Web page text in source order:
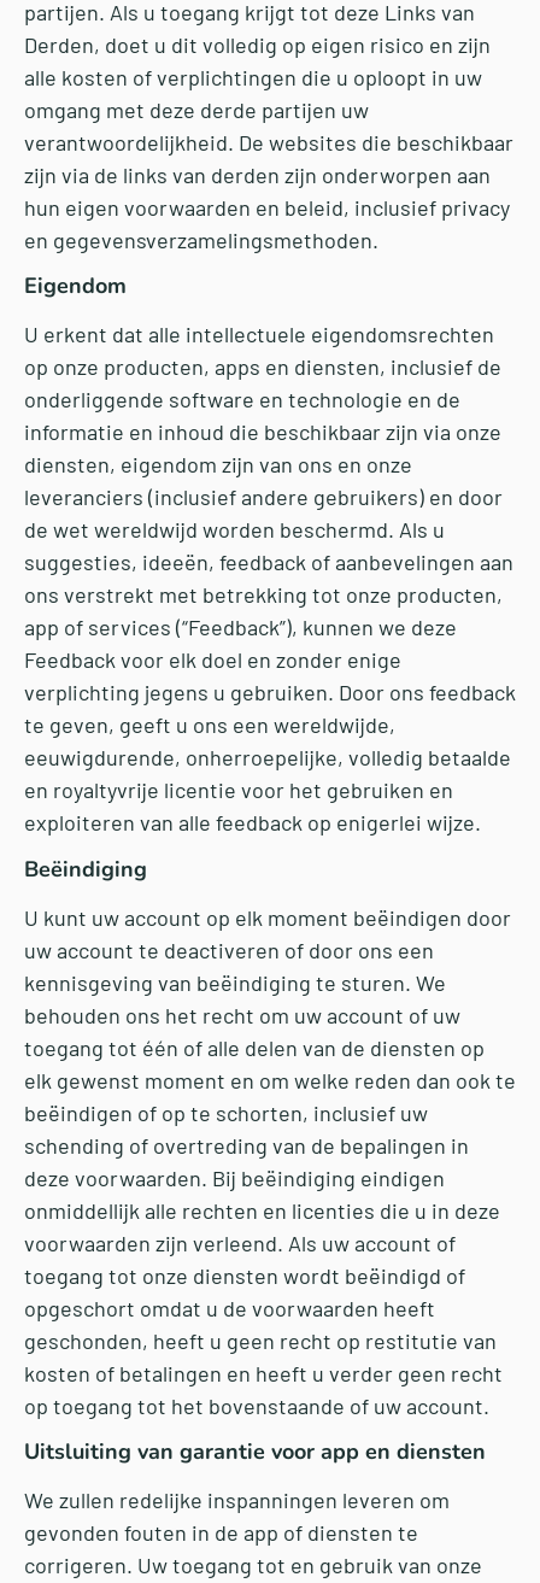
partijen. Als u toegang krijgt tot deze Links van
Derden, doet u dit volledig op eigen risico en zijn
alle kosten of verplichtingen die u oploopt in uw
omgang met deze derde partijen uw
verantwoordelijkheid. De websites die beschikbaar
zijn via de links van derden zijn onderworpen aan
hun eigen voorwaarden en beleid, inclusief privacy
en gegevensverzamelingsmethoden.
Eigendom
U erkent dat alle intellectuele eigendomsrechten
op onze producten, apps en diensten, inclusief de
onderliggende software en technologie en de
informatie en inhoud die beschikbaar zijn via onze
diensten, eigendom zijn van ons en onze
leveranciers (inclusief andere gebruikers) en door
de wet wereldwijd worden beschermd. Als u
suggesties, ideeën, feedback of aanbevelingen aan
ons verstrekt met betrekking tot onze producten,
app of services (“Feedback”), kunnen we deze
Feedback voor elk doel en zonder enige
verplichting jegens u gebruiken. Door ons feedback
te geven, geeft u ons een wereldwijde,
eeuwigdurende, onherroepelijke, volledig betaalde
en royaltyvrije licentie voor het gebruiken en
exploiteren van alle feedback op enigerlei wijze.
Beëindiging
U kunt uw account op elk moment beëindigen door
uw account te deactiveren of door ons een
kennisgeving van beëindiging te sturen. We
behouden ons het recht om uw account of uw
toegang tot één of alle delen van de diensten op
elk gewenst moment en om welke reden dan ook te
beëindigen of op te schorten, inclusief uw
schending of overtreding van de bepalingen in
deze voorwaarden. Bij beëindiging eindigen
onmiddellijk alle rechten en licenties die u in deze
voorwaarden zijn verleend. Als uw account of
toegang tot onze diensten wordt beëindigd of
opgeschort omdat u de voorwaarden heeft
geschonden, heeft u geen recht op restitutie van
kosten of betalingen en heeft u verder geen recht
op toegang tot het bovenstaande of uw account.
Uitsluiting van garantie voor app en diensten
We zullen redelijke inspanningen leveren om
gevonden fouten in de app of diensten te
corrigeren. Uw toegang tot en gebruik van onze